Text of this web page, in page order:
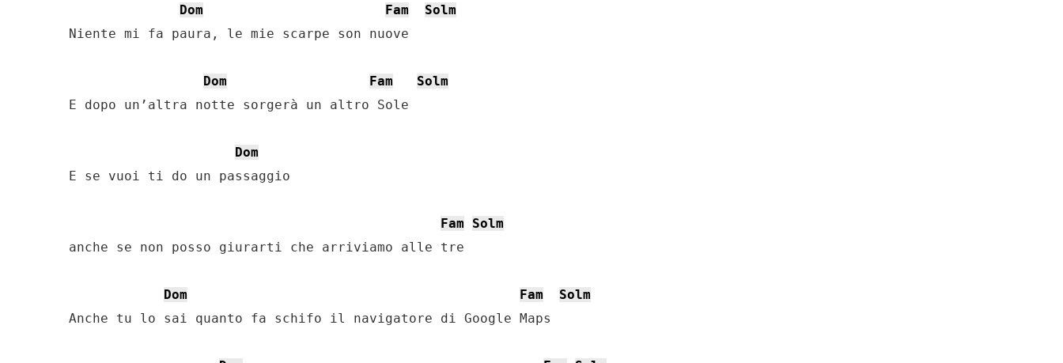
Dom Fam
Solm
Niente mi fa paura, le mie scarpe son nuove
Dom Fam
Solm
E dopo un’altra notte sorgerà un altro Sole
Dom
E se vuoi ti do un passaggio
Fam
Solm
anche se non posso giurarti che arriviamo alle tre
Dom Fam
Solm
Anche tu lo sai quanto fa schifo il navigatore di Google Maps